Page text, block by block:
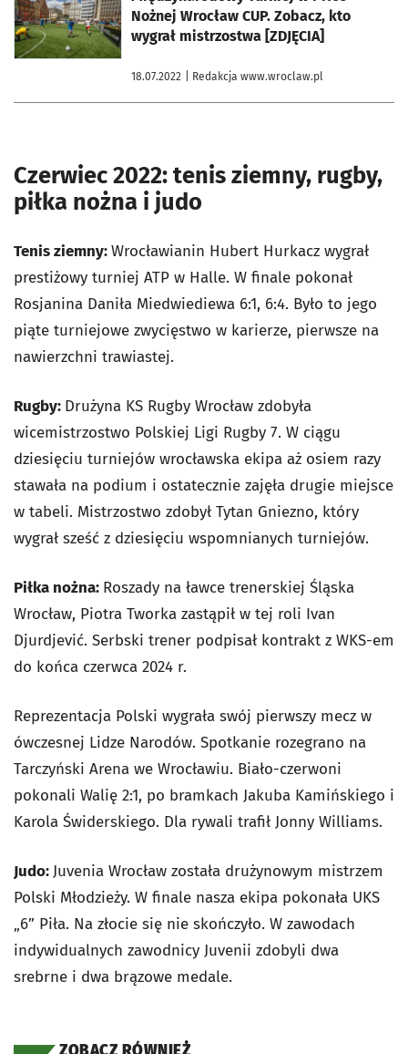
Nożnej Wrocław CUP. Zobacz, kto
wygrał mistrzostwa [ZDJĘCIA]
18.07.2022 | Redakcja www.wroclaw.pl
Czerwiec 2022: tenis ziemny, rugby,
piłka nożna i judo
Tenis ziemny:Wrocławianin Hubert Hurkacz wygrał
prestiżowy turniej ATP w Halle. W finale pokonał
Rosjanina Daniła Miedwiediewa 6:1, 6:4. Było to jego
piąte turniejowe zwycięstwo w karierze, pierwsze na
nawierzchni trawiastej.
Rugby: Drużyna KS Rugby Wrocław zdobyła
wicemistrzostwo Polskiej Ligi Rugby 7. W ciągu
dziesięciu turniejów wrocławska ekipa aż osiem razy
stawała na podium i ostatecznie zajęła drugie miejsce
w tabeli. Mistrzostwo zdobył Tytan Gniezno, który
wygrał sześć z dziesięciu wspomnianych turniejów.
Piłka nożna: Roszady na ławce trenerskiej Śląska
Wrocław, Piotra Tworka zastąpił w tej roli Ivan
Djurdjević. Serbski trener podpisał kontrakt z WKS-em
do końca czerwca 2024 r.
Reprezentacja Polski wygrała swój pierwszy mecz w
ówczesnej Lidze Narodów. Spotkanie rozegrano na
Tarczyński Arena we Wrocławiu. Biało-czerwoni
pokonali Walię 2:1, po bramkach Jakuba Kamińskiego i
Karola Świderskiego. Dla rywali trafił Jonny Williams.
Judo: Juvenia Wrocław została drużynowym mistrzem
Polski Młodzieży. W finale nasza ekipa pokonała UKS
„6” Piła. Na złocie się nie skończyło. W zawodach
indywidualnych zawodnicy Juvenii zdobyli dwa
srebrne i dwa brązowe medale.